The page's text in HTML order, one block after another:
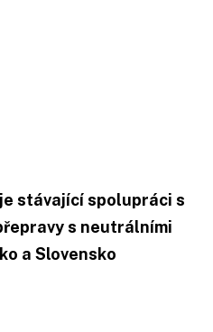
stávající spolupráci s
s neutrálními
a Slovensko